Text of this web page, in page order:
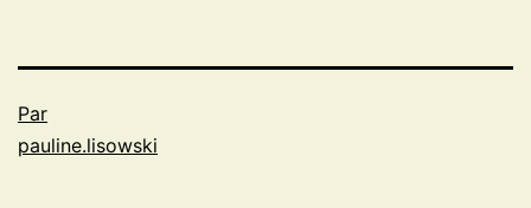
Par
pauline.lisowski